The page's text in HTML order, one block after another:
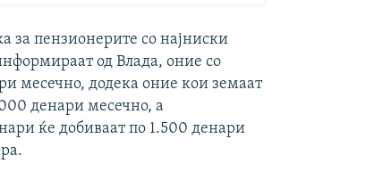
за пензионерите со најниски
од Влада, оние со
месечно, додека оние кои земаат
денари месечно, а
ќе добиваат по 1.500 денари